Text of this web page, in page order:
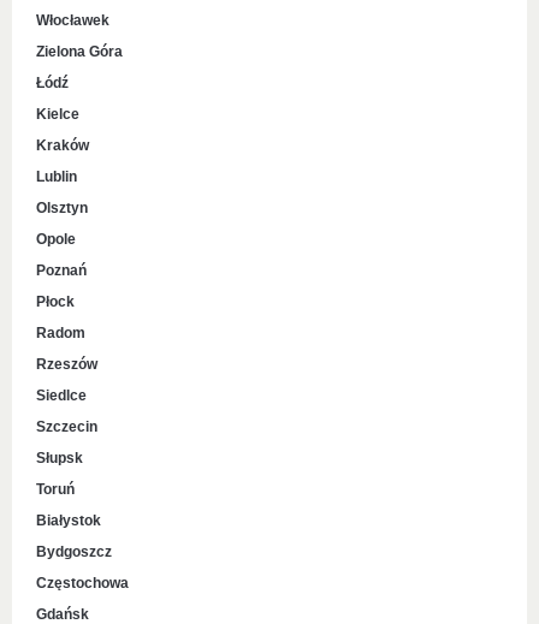
Włocławek
Zielona Góra
Łódź
Kielce
Kraków
Lublin
Olsztyn
Opole
Poznań
Płock
Radom
Rzeszów
Siedlce
Szczecin
Słupsk
Toruń
Białystok
Bydgoszcz
Częstochowa
Gdańsk